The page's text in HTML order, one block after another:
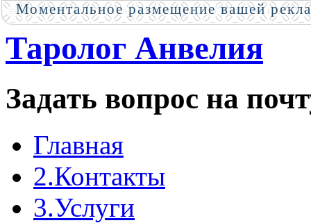
Таролог Анвелия
Задать вопрос на
Главная
2.Контакты
3.Услуги
Моментальное размещение вашей